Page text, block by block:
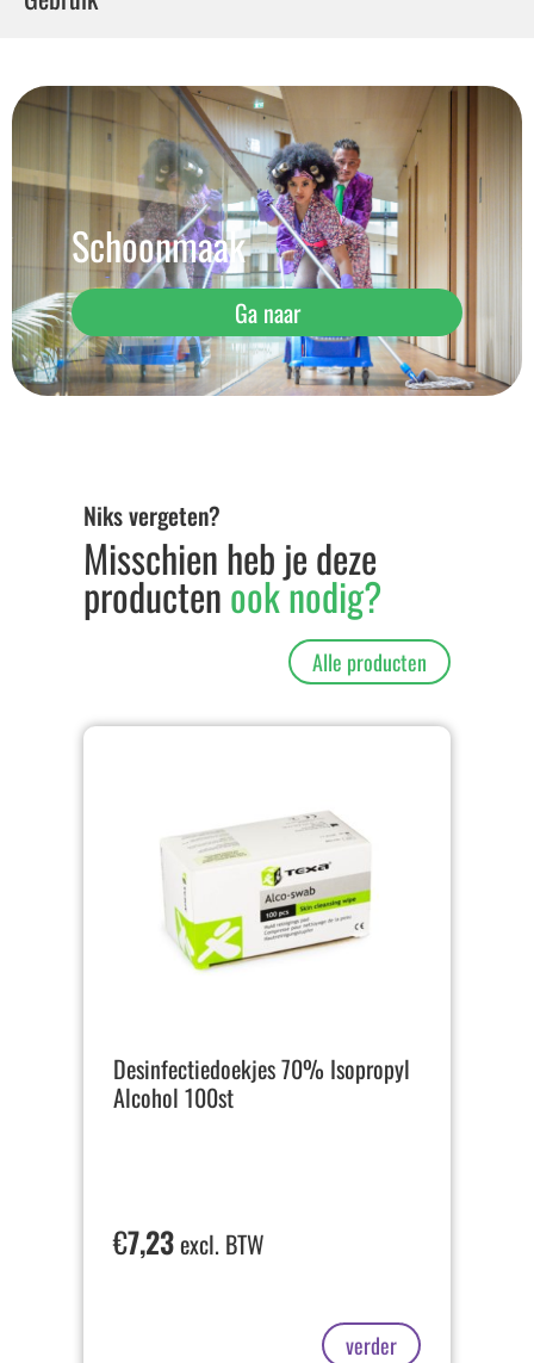
Schoonmaak
Ga naar
Niks vergeten?
Misschien heb je deze
productenook nodig?
Alle producten
Desinfectiedoekjes 70% Isopropyl
Alcohol 100st
€7,23excl. BTW
verder